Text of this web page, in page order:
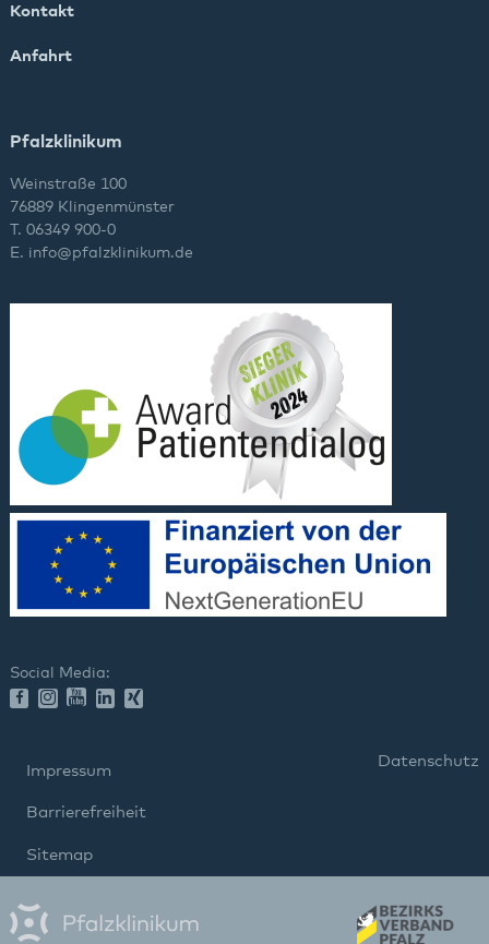
Kontakt
Anfahrt
Pfalzklinikum
Weinstraße 100
76889 Klingenmünster
T. 06349 900-0
E. info@pfalzklinikum.de
Social Media:
Impressum
Datenschutz
Barrierefreiheit
Sitemap